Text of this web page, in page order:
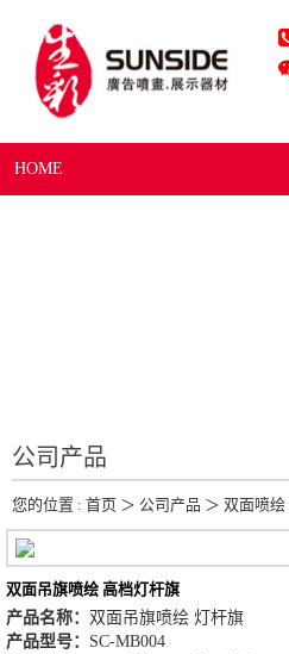
HOME
公司产品
您的位置 : 首页 ＞ 公司产品 ＞ 双面喷绘
双面吊旗喷绘 高档灯杆旗
产品名称： 双面吊旗喷绘 灯杆旗
产品型号： SC-MB004